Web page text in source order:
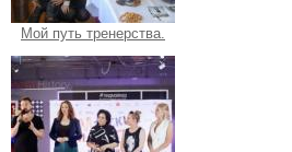
Мой путь тренерства.